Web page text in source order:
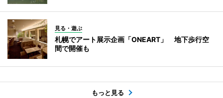
見る・遊ぶ
札幌でアート展示企画「ONEART」 地下歩行空
間で開催も
もっと見る